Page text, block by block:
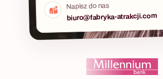
Napisz do nas
biuro@fabryka-atrakcji.com